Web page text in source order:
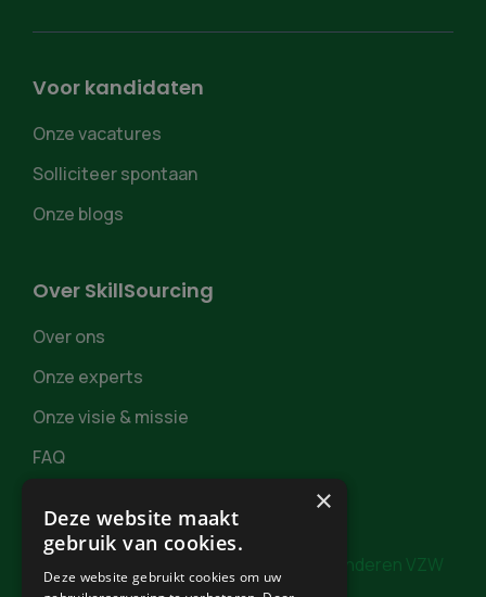
Voor kandidaten
Onze vacatures
Solliciteer spontaan
Onze blogs
Over SkillSourcing
Over ons
Onze experts
Onze visie & missie
FAQ
Burgerzaken Vlaanderen VZW
×
Deze website maakt
gebruik van cookies.
Deze website gebruikt cookies om uw